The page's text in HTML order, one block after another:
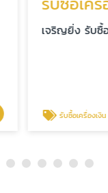
เจริญยิ่ง รับซื้
รับซื้อเครื่องเงิน ท